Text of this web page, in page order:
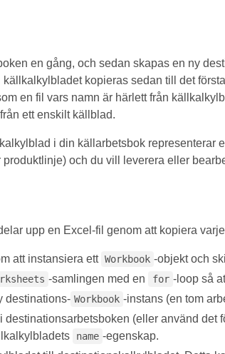
en gång, och sedan skapas en ny
kopieras sedan till det
en fil vars namn är härlett från
ett enskilt källblad.
i din källarbetsbok representerar
och du vill leverera eller
upp en Excel-fil genom att kopiera
att instansiera ett Workbook -objekt och
-samlingen med en for -loop så
destinations- Workbook -instans (en tom
i destinationsarbetsboken (eller använd det
name -egenskap.